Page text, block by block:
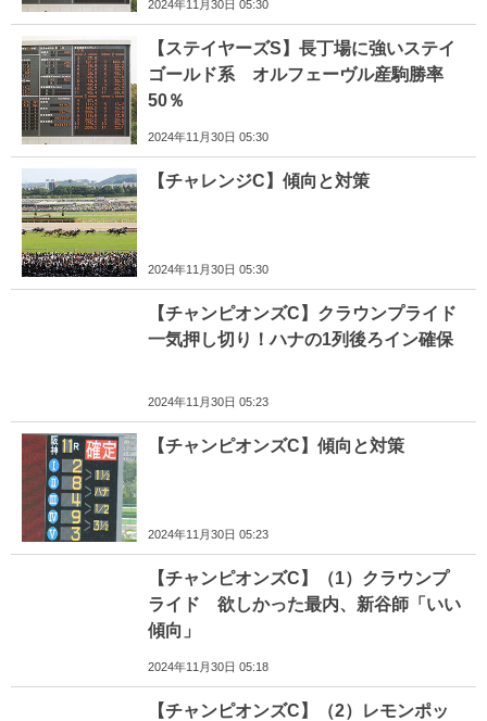
2024年11月30日 05:30
【ステイヤーズS】長丁場に強いステイ
ゴールド系 オルフェーヴル産駒勝率
50％
2024年11月30日 05:30
【チャレンジC】傾向と対策
2024年11月30日 05:30
【チャンピオンズC】クラウンプライド
一気押し切り！ハナの1列後ろイン確保
2024年11月30日 05:23
【チャンピオンズC】傾向と対策
2024年11月30日 05:23
【チャンピオンズC】（1）クラウンプ
ライド 欲しかった最内、新谷師「いい
傾向」
2024年11月30日 05:18
【チャンピオンズC】（2）レモンポッ